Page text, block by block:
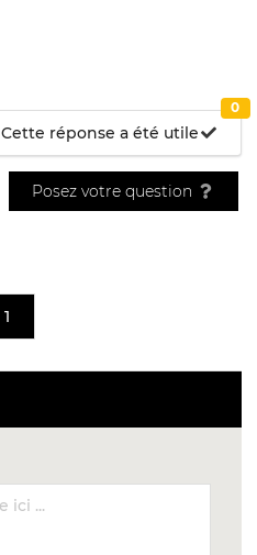
Cette réponse a été utile
0
Posez votre question
1